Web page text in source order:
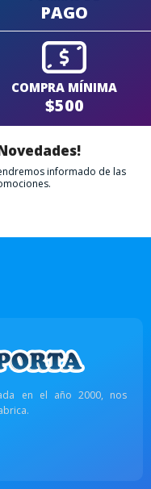
PAGO
COMPRA MÍNIMA
$500
informado de las
en el año 2000, nos